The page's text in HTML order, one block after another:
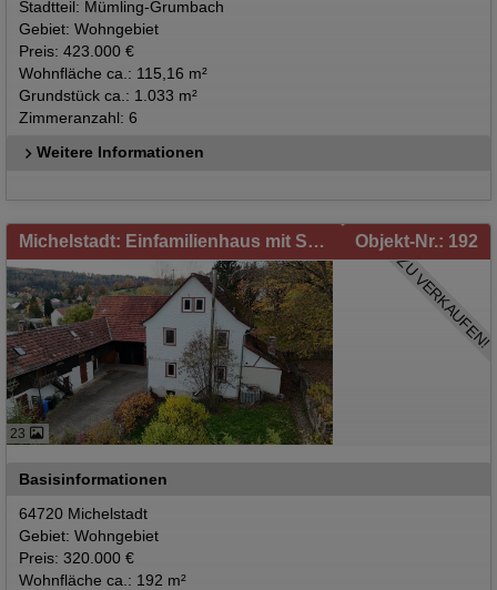
Stadtteil: Mümling-Grumbach
Gebiet: Wohngebiet
Preis: 423.000 €
Wohnfläche ca.: 115,16 m²
Grundstück ca.: 1.033 m²
Zimmeranzahl: 6
Weitere Informationen
Michelstadt: Einfamilienhaus mit Scheunen und separater Einliegerwohnung - Wohnrecht der Eigentümerin nur für die Einliegerwohnung Objekt-Nr.: 192
23
ZU VERKAUFEN!
Basisinformationen
64720 Michelstadt
Gebiet: Wohngebiet
Preis: 320.000 €
Wohnfläche ca.: 192 m²